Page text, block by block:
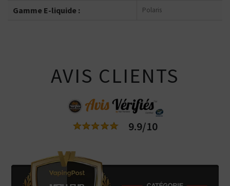
Gamme E-liquide : Polaris
AVIS CLIENTS
9.9/10